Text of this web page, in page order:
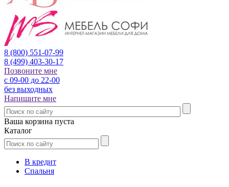
8 (800) 551-07-99
8 (499) 403-30-17
Позвоните мне
с 09-00 до 22-00
без выходных
Напишите мне
Ваша корзина пуста
Каталог
В кредит
Спальня